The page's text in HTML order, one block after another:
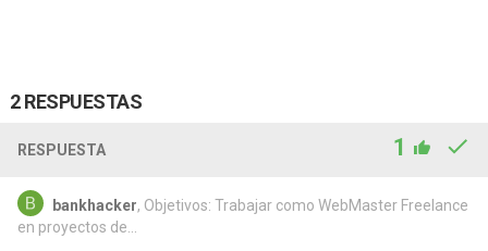
2 RESPUESTAS
RESPUESTA 1
bankhacker, Objetivos: Trabajar como WebMaster Freelance
en proyectos de...